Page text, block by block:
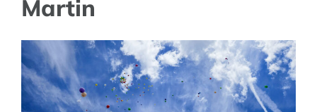
Martin
Zeige
grösseres
Bild